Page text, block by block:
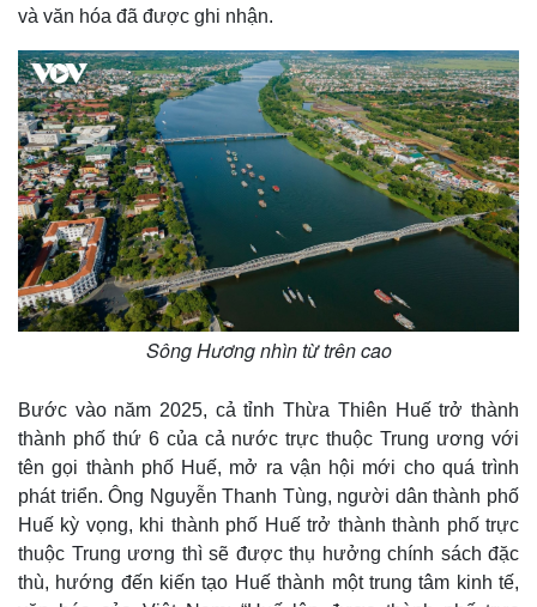
và văn hóa đã được ghi nhận.
Sông Hương nhìn từ trên cao
Bước vào năm 2025, cả tỉnh Thừa Thiên Huế trở thành
thành phố thứ 6 của cả nước trực thuộc Trung ương với
tên gọi thành phố Huế, mở ra vận hội mới cho quá trình
phát triển. Ông Nguyễn Thanh Tùng, người dân thành phố
Huế kỳ vọng, khi thành phố Huế trở thành thành phố trực
thuộc Trung ương thì sẽ được thụ hưởng chính sách đặc
thù, hướng đến kiến tạo Huế thành một trung tâm kinh tế,